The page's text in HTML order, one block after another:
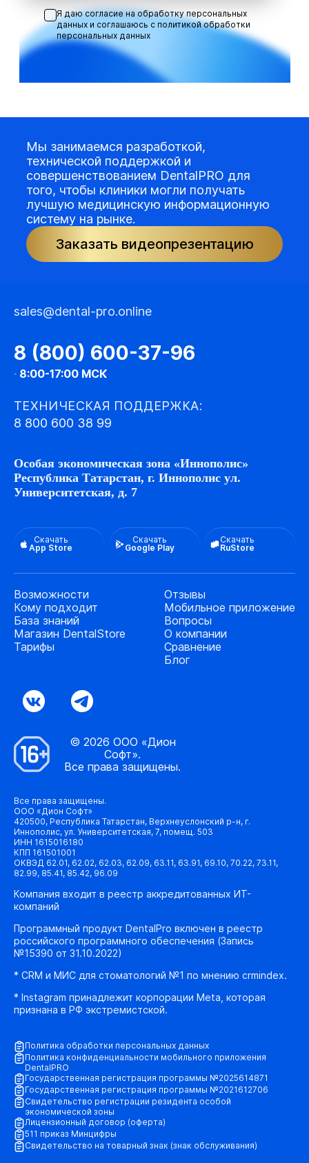
Я даю согласие на обработку персональных
данных и соглашаюсь с политикой обработки
персональных данных
Мы занимаемся разработкой,
технической поддержкой и
совершенствованием DentalPRO для
того, чтобы клиники могли получать
лучшую медицинскую информационную
систему на рынке.
Заказать видеопрезентацию
sales@dental-pro.online
8 (800) 600-37-96
· 8:00-17:00 МСК
ТЕХНИЧЕСКАЯ ПОДДЕРЖКА:
8 800 600 38 99
Особая экономическая зона «Иннополис»
Республика Татарстан, г. Иннополис ул.
Университетская, д. 7
Скачать
App Store
Скачать
Google Play
Скачать
RuStore
Возможности
Кому подходит
База знаний
Магазин DentalStore
Тарифы
Отзывы
Мобильное приложение
Вопросы
О компании
Сравнение
Блог
© 2026 ООО «Дион
Софт».
Все права защищены.
Все права защищены.
ООО «Дион Софт»
420500, Республика Татарстан, Верхнеуслонский р-н, г.
Иннополис, ул. Университетская, 7, помещ. 503
ИНН 1615016180
КПП 161501001
ОКВЭД 62.01, 62.02, 62.03, 62.09, 63.11, 63.91, 69.10, 70.22, 73.11,
82.99, 85.41, 85.42, 96.09
Компания входит в реестр аккредитованных ИТ-
компаний
Программный продукт DentalPro включен в реестр
российского программного обеспечения (Запись
№15390 от 31.10.2022)
* CRM и МИС для стоматологий №1 по мнению crmindex.
* Instagram принадлежит корпорации Meta, которая
признана в РФ экстремистской.
Политика обработки персональных данных
Политика конфиденциальности мобильного приложения
DentalPRO
Государственная регистрация программы №2025614871
Государственная регистрация программы №2021612706
Свидетельство регистрации резидента особой
экономической зоны
Лицензионный договор (оферта)
511 приказ Минцифры
Свидетельство на товарный знак (знак обслуживания)